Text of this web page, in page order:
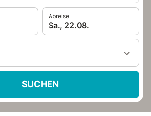
Abreise
Sa., 22.08.
SUCHEN